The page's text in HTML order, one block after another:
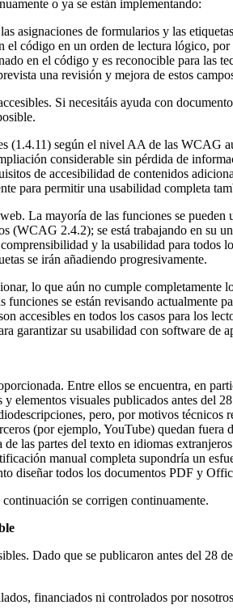
o ya se están implementando:
de formularios y las
el código en un orden de lectura lógico,
en el código y es reconocible para las
una revisión y mejora de estos
Si necesitáis ayuda con
según el nivel AA de las WCAG
considerable sin pérdida de
de accesibilidad de contenidos
para permitir una usabilidad completa
La mayoría de las funciones se
(WCAG 2.4.2); se está trabajando en su
y la usabilidad para todos
se irán añadiendo progresivamente.
lo que aún no cumple
se están revisando actualmente
accesibles en todos los casos para los
garantizar su usabilidad con software de
Entre ellos se encuentra, en
elementos visuales publicados antes del
pero, por motivos técnicos
(por ejemplo, YouTube) quedan
las partes del texto en idiomas
manual completa supondría un
diseñar todos los documentos PDF y
se corrigen continuamente.
Dado que se publicaron antes del
financiados ni controlados por